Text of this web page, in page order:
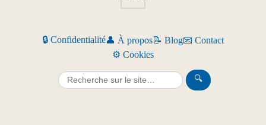
🔒 Confidentialité👤 À propos📝 Blog📧 Contact
⚙️ Cookies
🔍